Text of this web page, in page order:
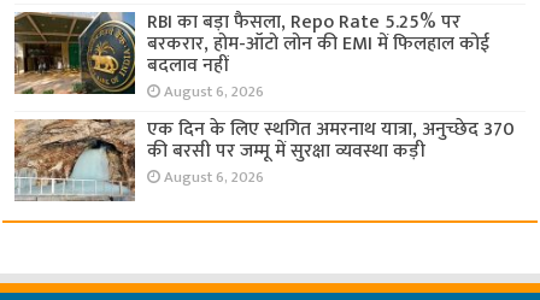
RBI का बड़ा फैसला, Repo Rate 5.25% पर
बरकरार, होम-ऑटो लोन की EMI में फिलहाल कोई
बदलाव नहीं
August 6, 2026
एक दिन के लिए स्थगित अमरनाथ यात्रा, अनुच्छेद 370
की बरसी पर जम्मू में सुरक्षा व्यवस्था कड़ी
August 6, 2026